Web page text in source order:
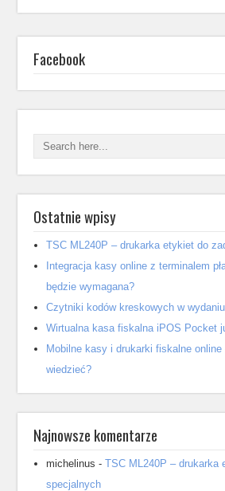
Facebook
Ostatnie wpisy
TSC ML240P – drukarka etykiet do
Integracja kasy online z terminalem
będzie wymagana?
Czytniki kodów kreskowych w
Wirtualna kasa fiskalna iPOS Pocket
Mobilne kasy i drukarki fiskalne
wiedzieć?
Najnowsze komentarze
michelinus -TSC ML240P – drukarka
specjalnych